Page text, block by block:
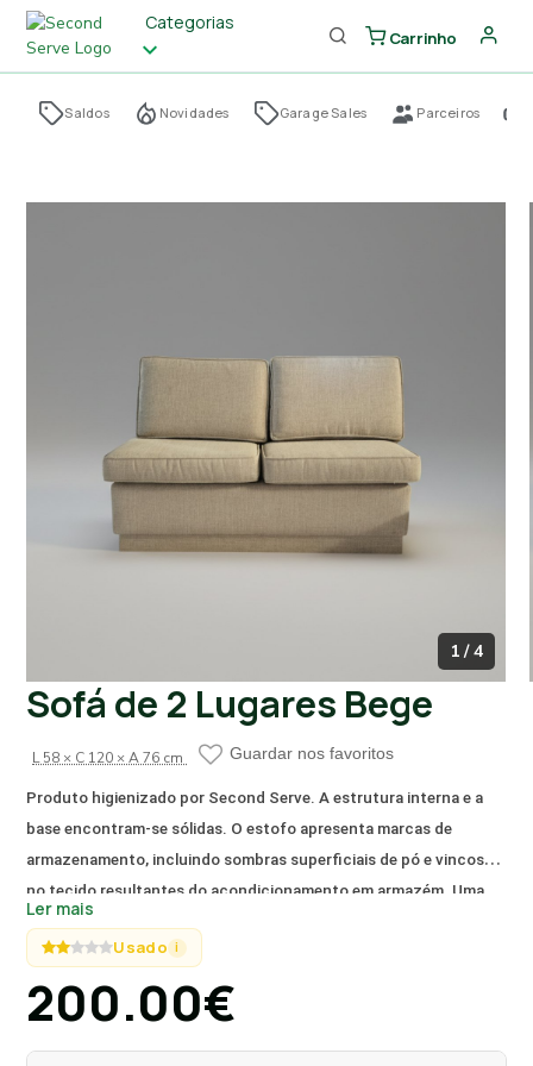
Categorias
Carrinho
Saldos Novidades Garage Sales Parceiros
1 / 4
Sofá de 2 Lugares Bege
L 58 × C 120 × A 76 cm Guardar nos favoritos
Produto higienizado por Second Serve. A estrutura interna e a
base encontram-se sólidas. O estofo apresenta marcas de
armazenamento, incluindo sombras superficiais de pó e vincos
no tecido resultantes do acondicionamento em armazém. Uma
textura, removendo as marcas de logística e preparando a peça
para uso imediato.
Ler mais
Usado i
200.00€